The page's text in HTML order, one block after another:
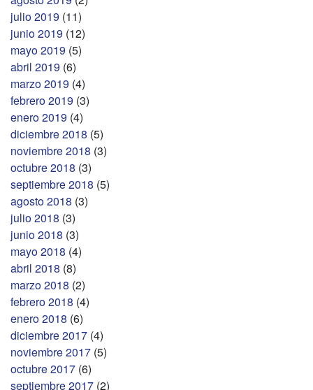
julio 2019 (11)
junio 2019 (12)
mayo 2019 (5)
abril 2019 (6)
marzo 2019 (4)
febrero 2019 (3)
enero 2019 (4)
diciembre 2018 (5)
noviembre 2018 (3)
octubre 2018 (3)
septiembre 2018 (5)
agosto 2018 (3)
julio 2018 (3)
junio 2018 (3)
mayo 2018 (4)
abril 2018 (8)
marzo 2018 (2)
febrero 2018 (4)
enero 2018 (6)
diciembre 2017 (4)
noviembre 2017 (5)
octubre 2017 (6)
septiembre 2017 (2)